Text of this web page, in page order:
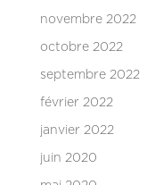
novembre 2022
octobre 2022
septembre 2022
février 2022
janvier 2022
juin 2020